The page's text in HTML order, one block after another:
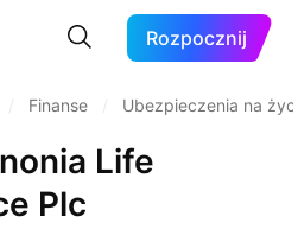
Rozpocznij
Finanse Ubezpieczenia na
Life
Plc